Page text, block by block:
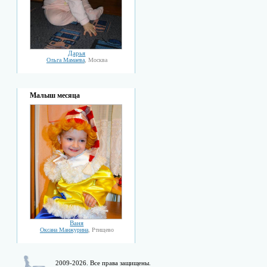
Дарья
Ольга Мамаева, Москва
Малыш месяца
Ваня
Оксана Манжурина, Ртищево
2009-2026. Все права защищены.